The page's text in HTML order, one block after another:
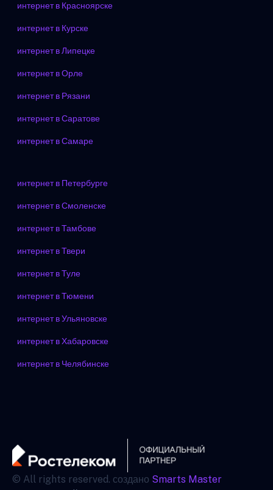
интернет в Красноярске
интернет в Курске
интернет в Липецке
интернет в Орле
интернет в Рязани
интернет в Саратове
интернет в Самаре
интернет в Петербурге
интернет в Смоленске
интернет в Тамбове
интернет в Твери
интернет в Туле
интернет в Тюмени
интернет в Ульяновске
интернет в Хабаровске
интернет в Челябинске
© All rights reserved. создано Smarts Master